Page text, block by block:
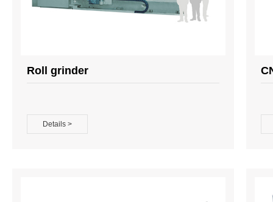
Roll grinder
Details >